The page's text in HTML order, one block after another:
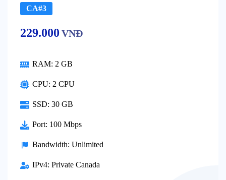
CA#3
229.000 VNĐ
RAM: 2 GB
CPU: 2 CPU
SSD: 30 GB
Port: 100 Mbps
Bandwidth: Unlimited
IPv4: Private Canada